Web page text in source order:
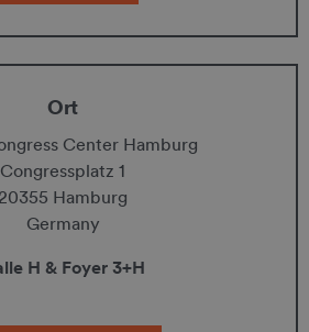
Ort
Center Hamburg
Congressplatz 1
20355 Hamburg
Germany
H & Foyer 3+H